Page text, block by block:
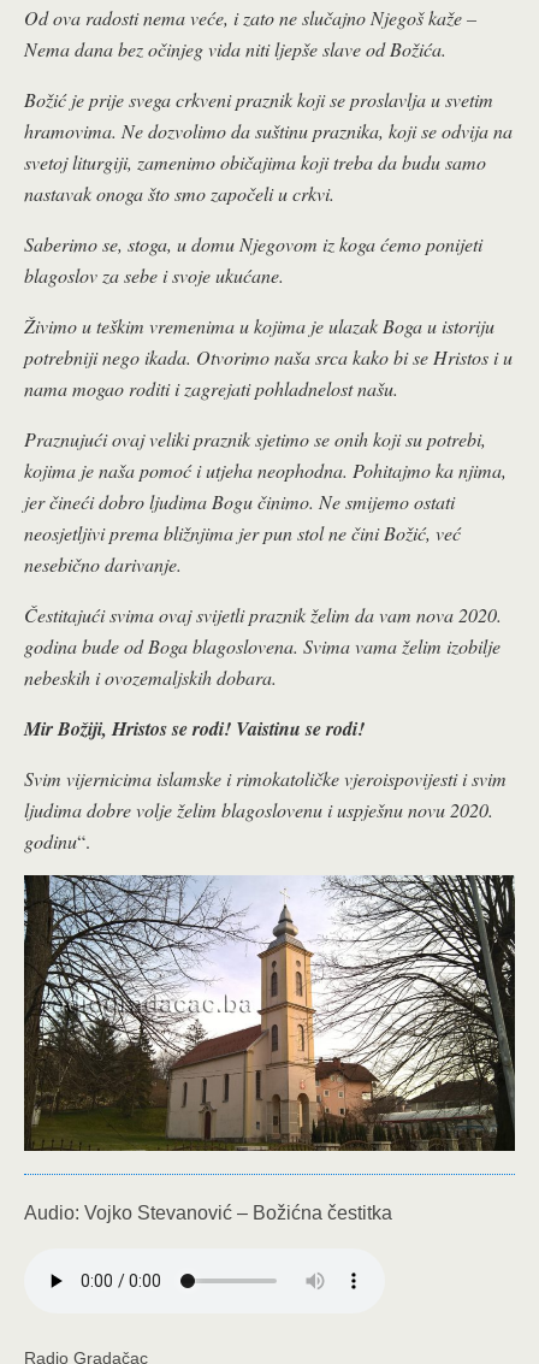
Od ova radosti nema veće, i zato ne slučajno Njegoš kaže –
Nema dana bez očinjeg vida niti ljepše slave od Božića.
Božić je prije svega crkveni praznik koji se proslavlja u svetim
hramovima. Ne dozvolimo da suštinu praznika, koji se odvija na
svetoj liturgiji, zamenimo običajima koji treba da budu samo
nastavak onoga što smo započeli u crkvi.
Saberimo se, stoga, u domu Njegovom iz koga ćemo ponijeti
blagoslov za sebe i svoje ukućane.
Živimo u teškim vremenima u kojima je ulazak Boga u istoriju
potrebniji nego ikada. Otvorimo naša srca kako bi se Hristos i u
nama mogao roditi i zagrejati pohladnelost našu.
Praznujući ovaj veliki praznik sjetimo se onih koji su potrebi,
kojima je naša pomoć i utjeha neophodna. Pohitajmo ka njima,
jer čineći dobro ljudima Bogu činimo. Ne smijemo ostati
neosjetljivi prema bližnjima jer pun stol ne čini Božić, već
nesebično darivanje.
Čestitajući svima ovaj svijetli praznik želim da vam nova 2020.
godina bude od Boga blagoslovena. Svima vama želim izobilje
nebeskih i ovozemaljskih dobara.
Mir Božiji, Hristos se rodi! Vaistinu se rodi!
Svim vijernicima islamske i rimokatoličke vjeroispovijesti i svim
ljudima dobre volje želim blagoslovenu i uspješnu novu 2020.
godinu“.
Audio: Vojko Stevanović – Božićna čestitka
Radio Gradačac